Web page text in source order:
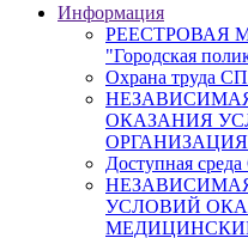
Информация
РЕЕСТРОВАЯ
"Городская
Охрана труда
ОКАЗАНИЯ
Доступная
УСЛОВИЙ